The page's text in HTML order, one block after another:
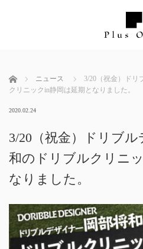
ホーム ニュース
3/20（祝金）ドリ
クリニックin静岡は延期となりました。
2020.02.24
3/20（祝金）ドリブ
和のドリブルクリニ
なりました。